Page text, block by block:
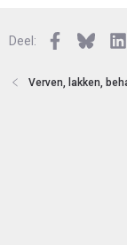
Deel: Facebook
Verven, lakken,